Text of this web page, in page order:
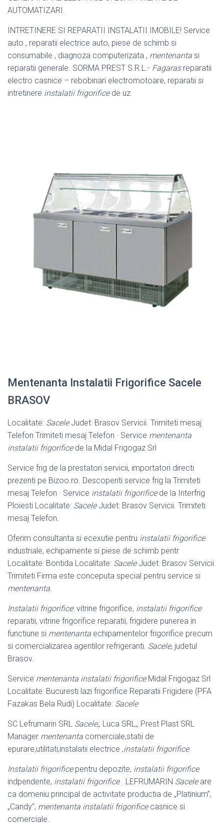
AUTOMATIZARI.
INTRETINERE SI REPARATII INSTALATII IMOBILE! Service
auto , reparatii electrice auto, piese de schimb si
consumabile , diagnoza computerizata , mentenanta si
reparatii generale. SORMA PREST S.R.L.- Fagarasreparatii
electro casnice – rebobinari electromotoare, reparatii si
intretinere instalatii frigorificede uz
Mentenanta Instalatii Frigorifice Sacele
BRASOV
Localitate: SaceleJudet: Brasov Servicii. Trimiteti mesaj
Telefon Trimiteti mesaj Telefon · Service mentenanta
instalatii frigorificede la Midal Frigogaz Srl
Service frig de la prestatori servicii, importatori directi
prezenti pe Bizoo.ro. Descoperiti service frig la Trimiteti
mesaj Telefon · Service instalatii frigorificede la Interfrig
Ploiesti Localitate: SaceleJudet: Brasov Servicii. Trimiteti
mesaj Telefon.
Oferim consultanta si ecexutie pentru instalatii frigorifice
industriale, echipamente si piese de schimb pentr
Localitate: Bontida Localitate: SaceleJudet: Brasov Servicii.
Trimiteti Firma este conceputa special pentru service si
mentenanta.
Instalatii frigorifice: vitrine frigorifice, instalatii frigorifice
reparatii, vitrine frigorifice reparatii, frigidere punerea in
functiune si mentenanta echipamentelor frigorifice precum
si comercializarea agentilor refrigeranti. Sacele, judetul
Brasov.
Service mentenanta instalatii frigorificeMidal Frigogaz Srl
Localitate: Bucuresti lazi frigorifice Reparatii Frigidere (PFA
Fazakas Bela Rudi) Localitate: Sacele
SC Lefrumarin SRL Sacele,; Luca SRL,; Prest Plast SRL
Manager mentenanta comerciale,statii de
epurare,utilitati,instalatii electrice ,instalatii frigorifice
Instalatii frigorificepentru depozite, instalatii frigorifice
indpendente, instalatii frigorifice. LEFRUMARIN Saceleare
ca domeniu principal de activitate productia de „Platinium”,
„Candy”, mentenanta instalatii frigorificecasnice si
comerciale.